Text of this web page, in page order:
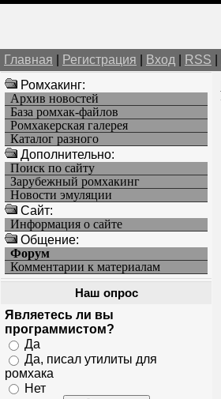
Главная Регистрация Вход RSS
Ромхакинг:
Архив новостей
База ромхак-файлов
Ромхакерская галерея
Каталог разного
Дополнительно:
Поиск по сайту
Зарубежный ромхакинг
Новости эмуляции
Cайт:
Информация о сайте
Общение:
Форум
Комментарии к материалам
Наш опрос
Являетесь ли вы
программистом?
Да
Да, писал утилиты для
ромхака
Нет